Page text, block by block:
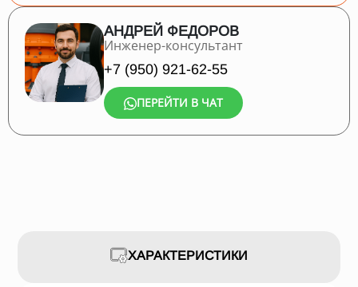
АНДРЕЙ ФЕДОРОВ
Инженер-консультант
+7 (950) 921-62-55
ПЕРЕЙТИ В ЧАТ
ХАРАКТЕРИСТИКИ